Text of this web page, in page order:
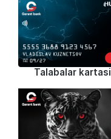
Talabalar kartasi